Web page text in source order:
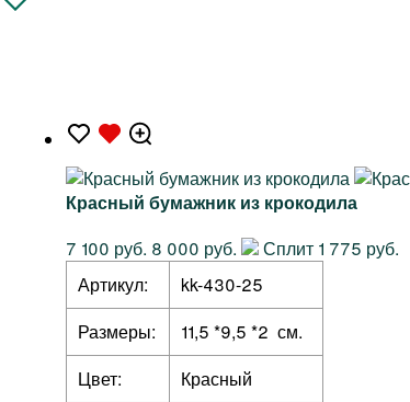
Красный бумажник из крокодила
7 100 руб. 8 000 руб.
Сплит 1 775 руб.
Артикул:
kk-430-25
Размеры:
11,5 *9,5 *2 см.
Цвет:
Красный